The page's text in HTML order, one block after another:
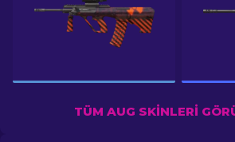
TÜM AUG SKINLERI